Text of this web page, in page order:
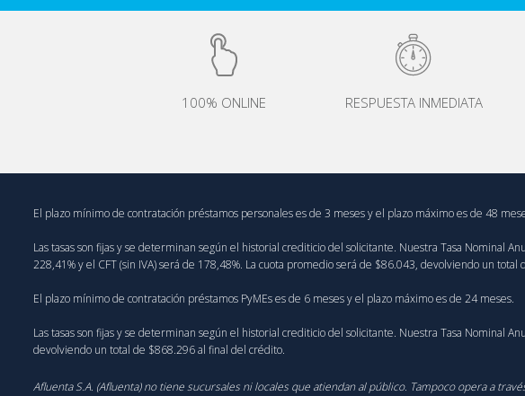
100% ONLINE RESPUESTA INMEDIATA
El plazo mínimo de contratación préstamos personales es de 3 meses y el plazo máximo es de 48
Las tasas son fijas y se determinan según el historial crediticio del solicitante. Nuestra Tasa Nominal
228,41% y el CFT (sin IVA) será de 178,48%. La cuota promedio será de $86.043, devolviendo un
El plazo mínimo de contratación préstamos PyMEs es de 6 meses y el plazo máximo es de 24 meses.
Las tasas son fijas y se determinan según el historial crediticio del solicitante. Nuestra Tasa Nominal
devolviendo un total de $868.296 al final del crédito.
Afluenta S.A. (Afluenta) no tiene sucursales ni locales que atiendan al público. Tampoco opera a